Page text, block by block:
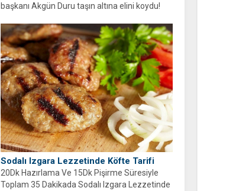
başkanı Akgün Duru taşın altına elini koydu!
açıkladı.
Sodalı Izgara Lezzetinde Köfte Tarifi
20Dk Hazırlama Ve 15Dk Pişirme Süresiyle
Toplam 35 Dakikada Sodalı Izgara Lezzetinde